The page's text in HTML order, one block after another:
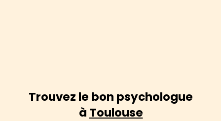
Trouvez le bon psychologue
à Toulouse